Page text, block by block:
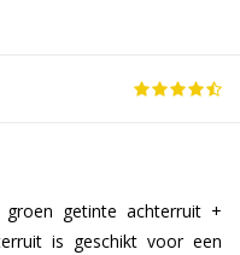
getinte achterruit +
is geschikt voor een